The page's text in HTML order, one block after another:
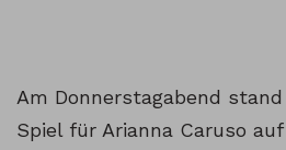
Am Donnerstagabend
Spiel für Arianna Caruso